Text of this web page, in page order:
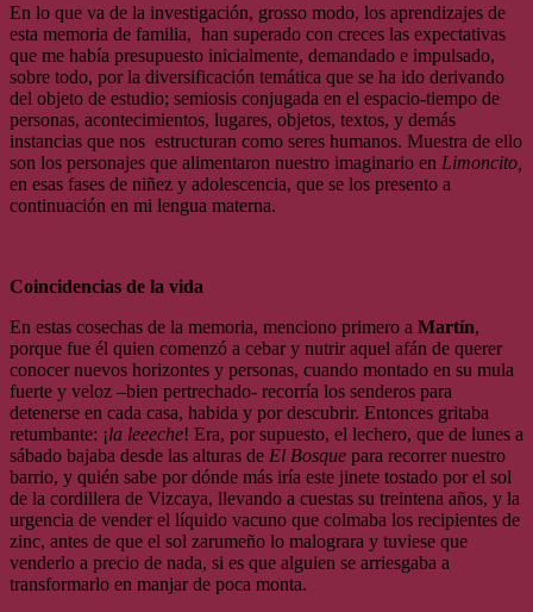
En lo que va de la investigación, grosso modo, los aprendizajes de
esta memoria de familia, han superado con creces las expectativas
que me había presupuesto inicialmente, demandado e impulsado,
sobre todo, por la diversificación temática que se ha ido derivando
del objeto de estudio; semiosis conjugada en el espacio-tiempo de
personas, acontecimientos, lugares, objetos, textos, y demás
instancias que nos estructuran como seres humanos. Muestra de ello
son los personajes que alimentaron nuestro imaginario en Limoncito,
en esas fases de niñez y adolescencia, que se los presento a
continuación en mi lengua materna.
Coincidencias de la vida
En estas cosechas de la memoria, menciono primero a Martín,
porque fue él quien comenzó a cebar y nutrir aquel afán de querer
conocer nuevos horizontes y personas, cuando montado en su mula
fuerte y veloz –bien pertrechado- recorría los senderos para
detenerse en cada casa, habida y por descubrir. Entonces gritaba
retumbante: ¡la leeeche! Era, por supuesto, el lechero, que de lunes a
sábado bajaba desde las alturas de El Bosque para recorrer nuestro
barrio, y quién sabe por dónde más iría este jinete tostado por el sol
de la cordillera de Vizcaya, llevando a cuestas su treintena años, y la
urgencia de vender el líquido vacuno que colmaba los recipientes de
zinc, antes de que el sol zarumeño lo malograra y tuviese que
venderlo a precio de nada, si es que alguien se arriesgaba a
transformarlo en manjar de poca monta.